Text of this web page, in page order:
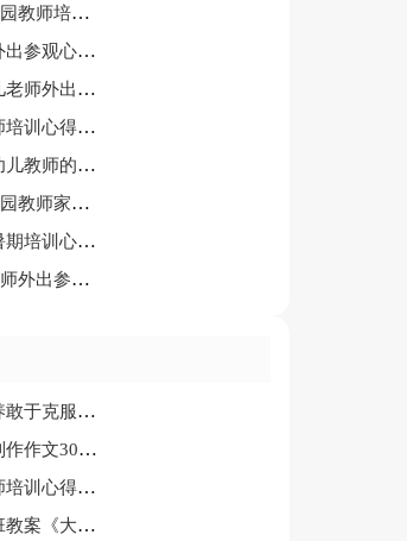
(热门)幼儿园教师培训心得体会
幼儿老师外出参观心得体会常用（7篇）
（荐）幼儿老师外出参观心得体会7篇
幼儿园教师培训心得体会【优秀】
（推荐）幼儿教师的读后感
(实用)幼儿园教师家访心得体会2篇
幼儿教师暑期培训心得体会通用大全
(热)幼儿老师外出参观心得体会
让小孩培养敢于克服困难性格的大班教案
有关手工制作作文300字7篇
幼儿园老师培训心得合集15篇
幼儿园小班教案《大胃王吃饭》